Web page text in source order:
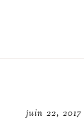
juin 22, 2017